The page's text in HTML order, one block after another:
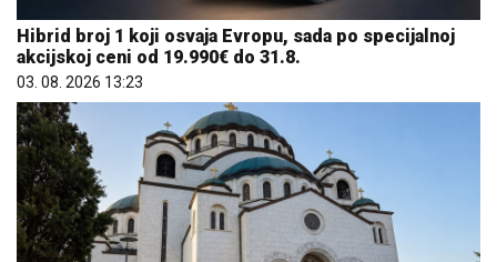
Hibrid broj 1 koji osvaja Evropu, sada po specijalnoj
akcijskoj ceni od 19.990€ do 31.8.
03. 08. 2026 13:23